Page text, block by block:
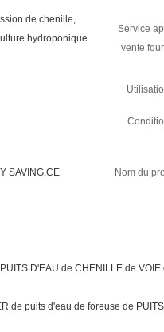
de chenille,
hydroponique
Service
vente
SAVING,CE Nom du
D'EAU de CHENILLE de
de puits d'eau de foreuse de